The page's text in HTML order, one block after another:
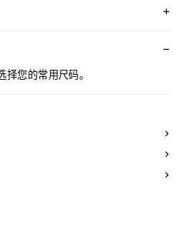
品。
您的常用尺码。